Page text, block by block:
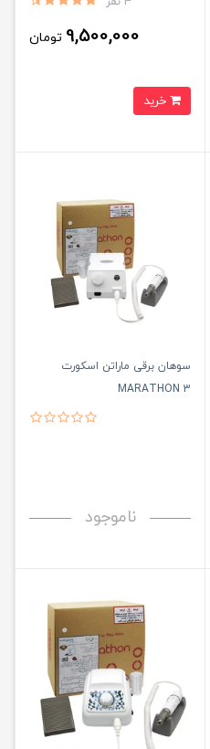
9,500,000 تومان
سوهان برقی ماراتن اسکورت
MARATHON 3
ناموجود